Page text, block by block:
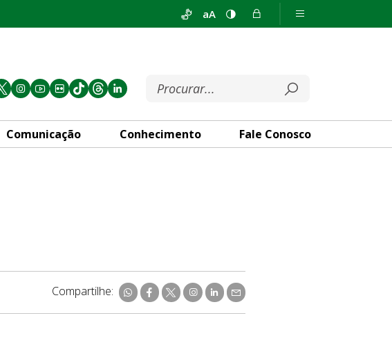
aA
Comunicação Conhecimento Fale Conosco
Compartilhe: